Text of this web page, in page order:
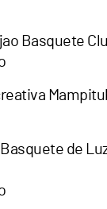
Basquete
Basquete de